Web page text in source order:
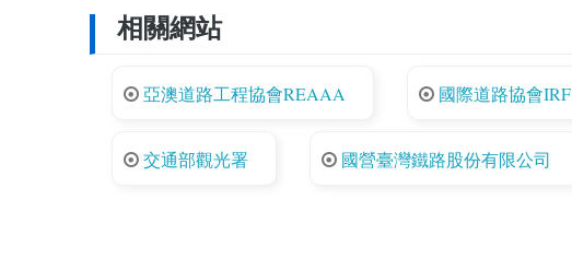
相關網站
亞澳道路工程協會REAAA 國際道路協會IRF
交通部觀光署 國營臺灣鐵路股份有限公司